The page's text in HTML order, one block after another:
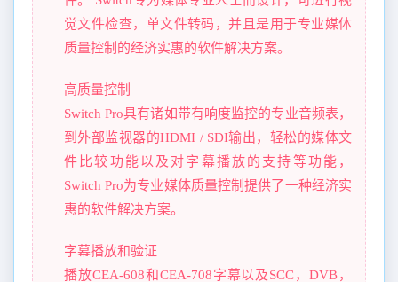
觉文件检查，单文件转码，并且是用于专业媒体
质量控制的经济实惠的软件解决方案。
高质量控制
Switch Pro具有诸如带有响度监控的专业音频表，
到外部监视器的HDMI / SDI输出，轻松的媒体文
件比较功能以及对字幕播放的支持等功能，
Switch Pro为专业媒体质量控制提供了一种经济实
惠的软件解决方案。
字幕播放和验证
播放CEA-608和CEA-708字幕以及SCC，DVB，